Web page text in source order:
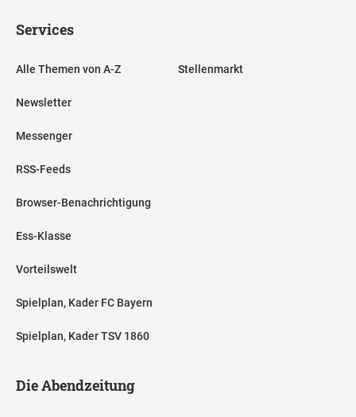
Services
Alle Themen von A-Z
Newsletter
Messenger
RSS-Feeds
Browser-Benachrichtigung
Ess-Klasse
Vorteilswelt
Spielplan, Kader FC Bayern
Spielplan, Kader TSV 1860
Stellenmarkt
Die Abendzeitung